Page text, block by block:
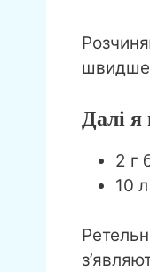
швидше
Далі я
2 г
10